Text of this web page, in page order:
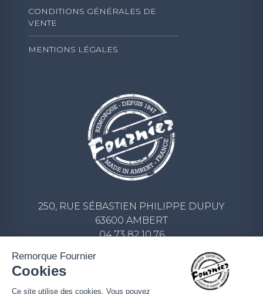
CONDITIONS GÉNÉRALES DE
VENTE
MENTIONS LÉGALES
250, RUE SÉBASTIEN PHILIPPE DUPUY
63600 AMBERT
04 73 82 10 76
ECRIVEZ-NOUS UN MESSAGE
Remorque Fournier
Cookies
Ce site utilise des cookies. Vous pouvez